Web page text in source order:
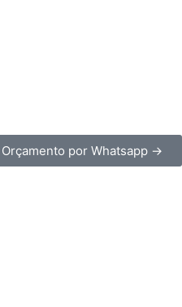
Orçamento por Whatsapp →